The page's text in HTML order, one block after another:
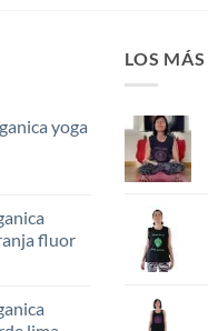
yoga
fluor
LOS